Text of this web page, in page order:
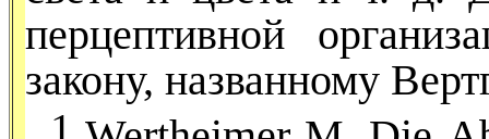
перцептивной
закону, названному
1